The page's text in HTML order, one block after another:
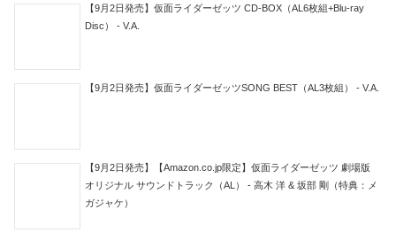
【9月2日発売】仮面ライダーゼッツ CD-BOX（AL6枚組+Blu-ray
Disc） - V.A.
【9月2日発売】仮面ライダーゼッツSONG BEST（AL3枚組） - V.A.
【9月2日発売】【Amazon.co.jp限定】仮面ライダーゼッツ 劇場版
オリジナル サウンドトラック（AL） - 高木 洋 & 坂部 剛（特典：メ
ガジャケ）